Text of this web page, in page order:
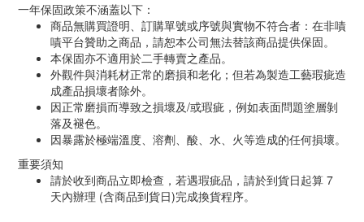
一年保固政策不涵蓋以下：
商品無購買證明、訂購單號或序號與實物不符合者：在非嘖
嘖平台贊助之商品，請恕本公司無法替該商品提供保固。
本保固亦不適用於二手轉賣之產品。
外觀件與消耗材正常的磨損和老化；但若為製造工藝瑕疵造
成產品損壞者除外。
因正常磨損而導致之損壞及/或瑕疵，例如表面問題塗層剝
落及褪色。
因暴露於極端溫度、溶劑、酸、水、火等造成的任何損壞。
重要須知
請於收到商品立即檢查，若遇瑕疵品，請於到貨日起算 7
天內辦理 (含商品到貨日)完成換貨程序。